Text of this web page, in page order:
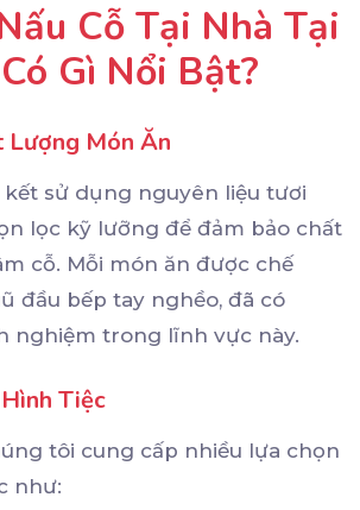
Cỗ Tại Nhà Tại
Gì Nổi Bật?
Lượng Món Ăn
sử dụng nguyên liệu tươi
lọc kỹ lưỡng để đảm bảo chất
cỗ. Mỗi món ăn được chế
đầu bếp tay nghềo, đã có
nghiệm trong lĩnh vực này.
Tiệc
tôi cung cấp nhiều lựa chọn
như: